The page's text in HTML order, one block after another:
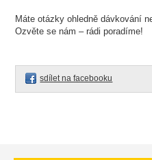
Máte otázky ohledně dávkování
Ozvěte se nám – rádi poradíme!
sdílet na facebooku